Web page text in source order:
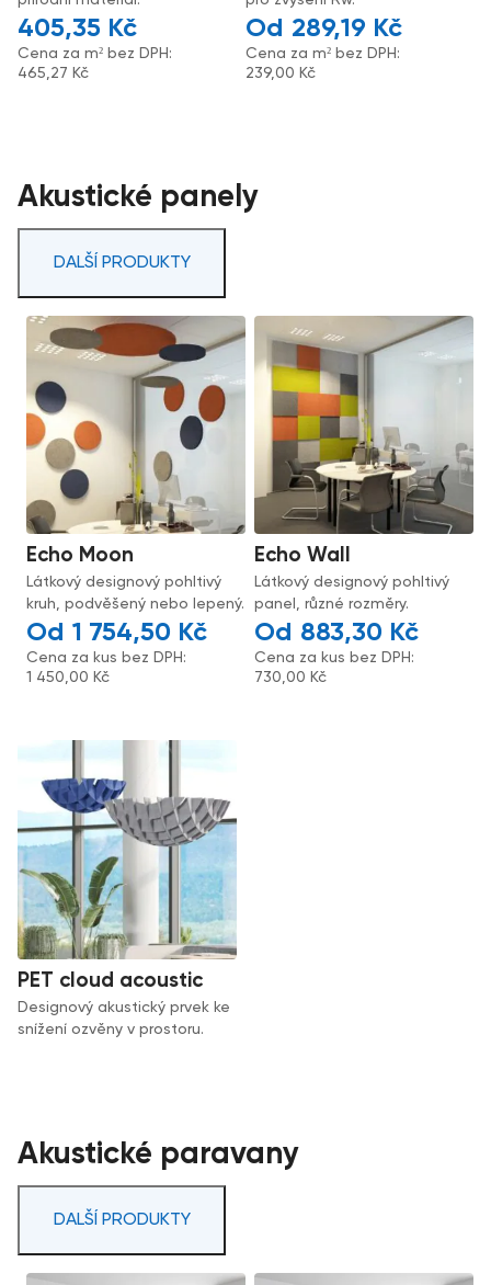
405,35 Kč
Cena za m² bez DPH:
465,27 Kč
289,19 Kč
Cena za m² bez DPH:
239,00 Kč
Akustické panely
DALŠÍ PRODUKTY
Echo Moon
Látkový designový pohltivý
kruh, podvěšený nebo lepený.
1 754,50 Kč
Cena za kus bez DPH:
1 450,00 Kč
Echo Wall
Látkový designový pohltivý
panel, různé rozměry.
883,30 Kč
Cena za kus bez DPH:
730,00 Kč
PET cloud acoustic
Designový akustický prvek ke
snížení ozvěny v prostoru.
Akustické paravany
DALŠÍ PRODUKTY